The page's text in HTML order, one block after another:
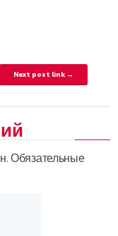
Next post link →
Обязательные